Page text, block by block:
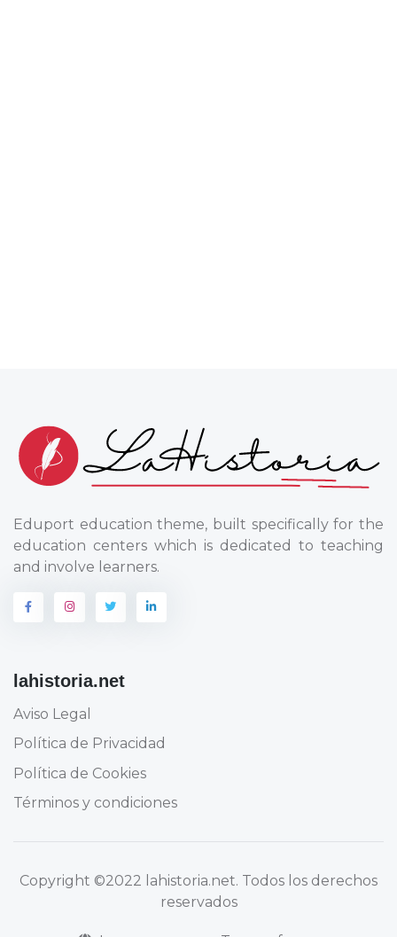
Eduport education theme, built specifically for the
education centers which is dedicated to teaching
and involve learners.
lahistoria.net
Aviso Legal
Política de Privacidad
Política de Cookies
Términos y condiciones
Copyright ©2022 lahistoria.net. Todos los derechos
reservados